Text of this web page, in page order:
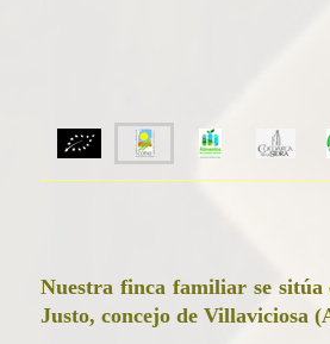
Nuestra finca familiar se sitúa
Justo, concejo de Villaviciosa